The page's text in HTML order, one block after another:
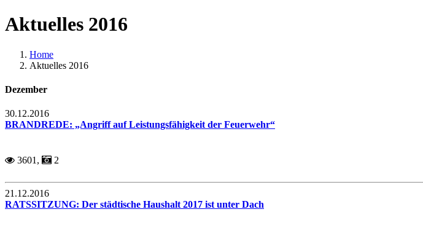
Aktuelles 2016
Home
Aktuelles 2016
Dezember
30.12.2016
BRANDREDE: „Angriff auf Leistungsfähigkeit der Feuerwehr“
3601, 2
21.12.2016
RATSSITZUNG: Der städtische Haushalt 2017 ist unter Dach